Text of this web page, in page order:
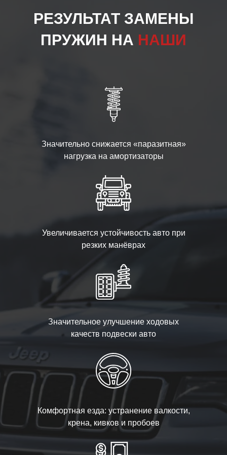
РЕЗУЛЬТАТ ЗАМЕНЫ
ПРУЖИН НА НАШИ
Значительно снижается «паразитная»
нагрузка на амортизаторы
Увеличивается устойчивость авто при
резких манёврах
Значительное улучшение ходовых
качеств подвески авто
Комфортная езда: устранение валкости,
крена, кивков и пробоев